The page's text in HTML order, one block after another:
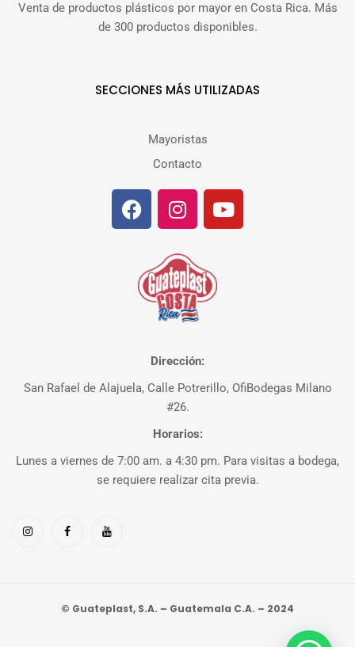
Venta de productos plásticos por mayor en Costa Rica. Más
de 300 productos disponibles.
SECCIONES MÁS UTILIZADAS
Mayoristas
Contacto
Dirección:
San Rafael de Alajuela, Calle Potrerillo, OfiBodegas Milano
#26.
Horarios:
Lunes a viernes de 7:00 am. a 4:30 pm. Para visitas a bodega,
se requiere realizar cita previa.
© Guateplast, S.A. – Guatemala C.A. – 2024